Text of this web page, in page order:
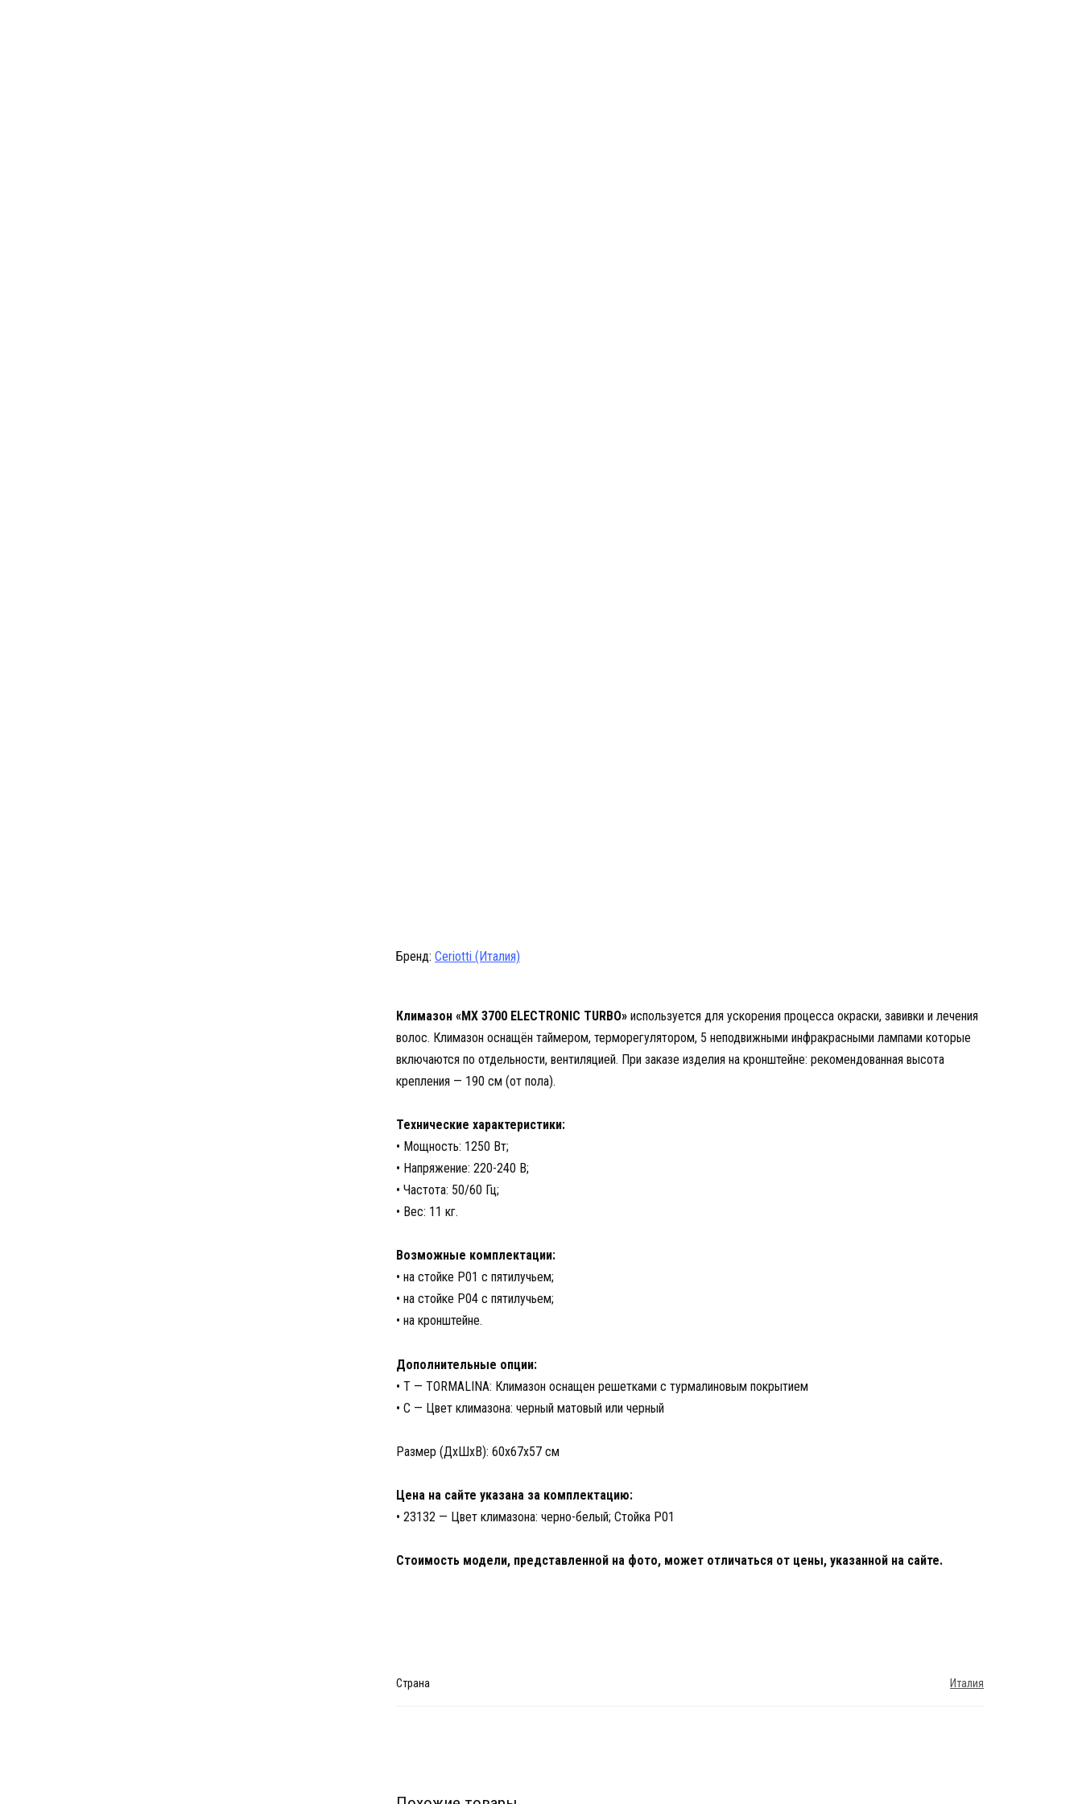
Бренд: Ceriotti (Италия)
Климазон «MX 3700 ELECTRONIC TURBO» используется для ускорения процесса окраски, завивки и лечения
волос. Климазон оснащён таймером, терморегулятором, 5 неподвижными инфракрасными лампами которые
включаются по отдельности, вентиляцией. При заказе изделия на кронштейне: рекомендованная высота
крепления — 190 см (от пола).
Технические характеристики:
• Мощность: 1250 Вт;
• Напряжение: 220-240 В;
• Частота: 50/60 Гц;
• Вес: 11 кг.
Возможные комплектации:
• на стойке P01 с пятилучьем;
• на стойке P04 с пятилучьем;
• на кронштейне.
Дополнительные опции:
• T — TORMALINA: Климазон оснащен решетками с турмалиновым покрытием
• C — Цвет климазона: черный матовый или черный
Размер (ДхШхВ): 60х67х57 см
Цена на сайте указана за комплектацию:
• 23132 — Цвет климазона: черно-белый; Cтойка P01
Стоимость модели, представленной на фото, может отличаться от цены, указанной на сайте.
Страна Италия